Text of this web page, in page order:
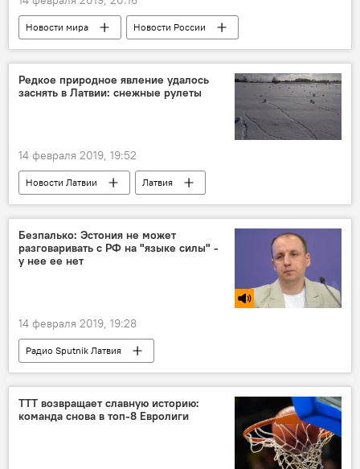
Новости мира
Новости России
Балтийское море
Редкое природное явление удалось
заснять в Латвии: снежные рулеты
14 февраля 2019, 19:52
Новости Латвии
Латвия
Латвийский центр гидрометеорологии
снег
Безпалько: Эстония не может
разговаривать с РФ на "языке силы" -
у нее ее нет
14 февраля 2019, 19:28
Радио Sputnik Латвия
ТТТ возвращает славную историю:
команда снова в топ-8 Евролиги